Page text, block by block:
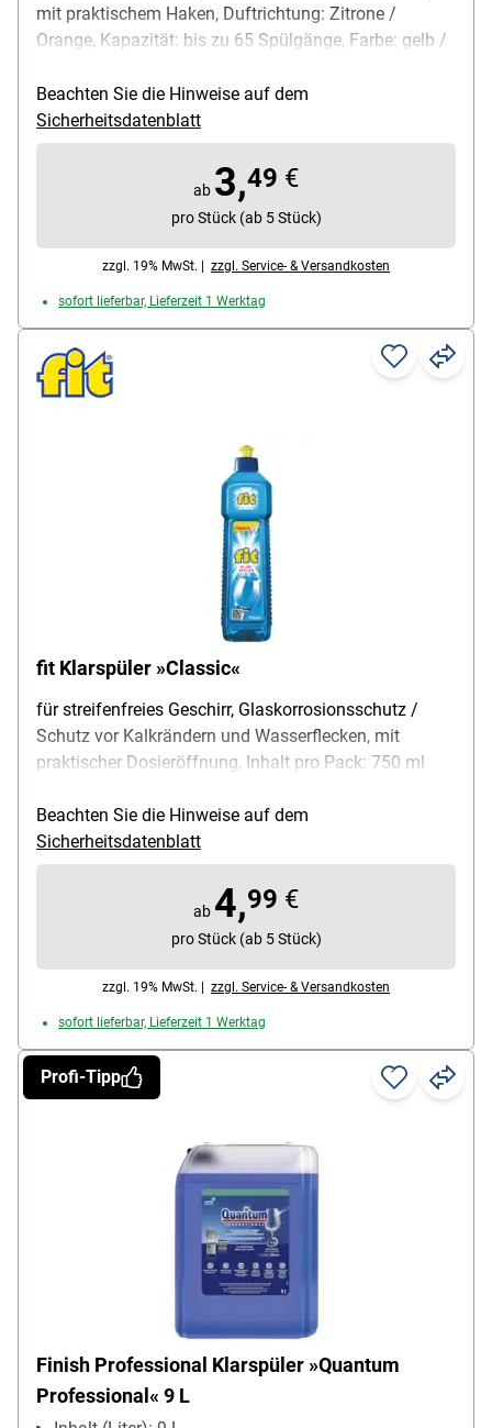
mit praktischem Haken, Duftrichtung: Zitrone /
Orange, Kapazität: bis zu 65 Spülgänge, Farbe: gelb /
Beachten Sie die Hinweise auf dem
Sicherheitsdatenblatt
ab 3,49 €
pro Stück (ab 5 Stück)
zzgl. 19% MwSt. | zzgl. Service- & Versandkosten
sofort lieferbar, Lieferzeit 1 Werktag
fit Klarspüler »Classic«
für streifenfreies Geschirr, Glaskorrosionsschutz /
Schutz vor Kalkrändern und Wasserflecken, mit
praktischer Dosieröffnung, Inhalt pro Pack: 750 ml
Beachten Sie die Hinweise auf dem
Sicherheitsdatenblatt
ab 4,99 €
pro Stück (ab 5 Stück)
zzgl. 19% MwSt. | zzgl. Service- & Versandkosten
sofort lieferbar, Lieferzeit 1 Werktag
Finish Professional Klarspüler »Quantum
Professional« 9 L
Profi-Tipp